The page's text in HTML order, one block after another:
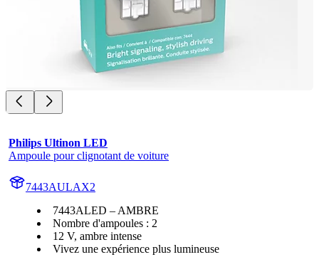
Philips Ultinon LED
Ampoule pour clignotant de voiture
7443AULAX2
7443ALED – AMBRE
Nombre d'ampoules : 2
12 V, ambre intense
Vivez une expérience plus lumineuse